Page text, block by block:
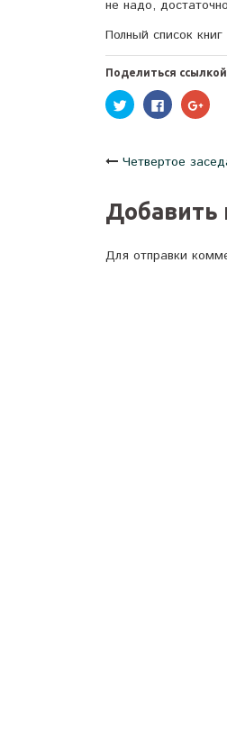
не надо,
Полный список
Поделиться
Нажмите,
чтобы
поделиться
(Открывается
в
Нажмите
здесь,
чтобы
Facebook.
окне)
в
по
Четвертое
Добавить
Для отправки